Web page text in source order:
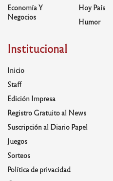
Economía Y
Negocios
Hoy País
Humor
Institucional
Inicio
Staff
Edición Impresa
Registro Gratuito al News
Suscripción al Diario Papel
Juegos
Sorteos
Política de privacidad